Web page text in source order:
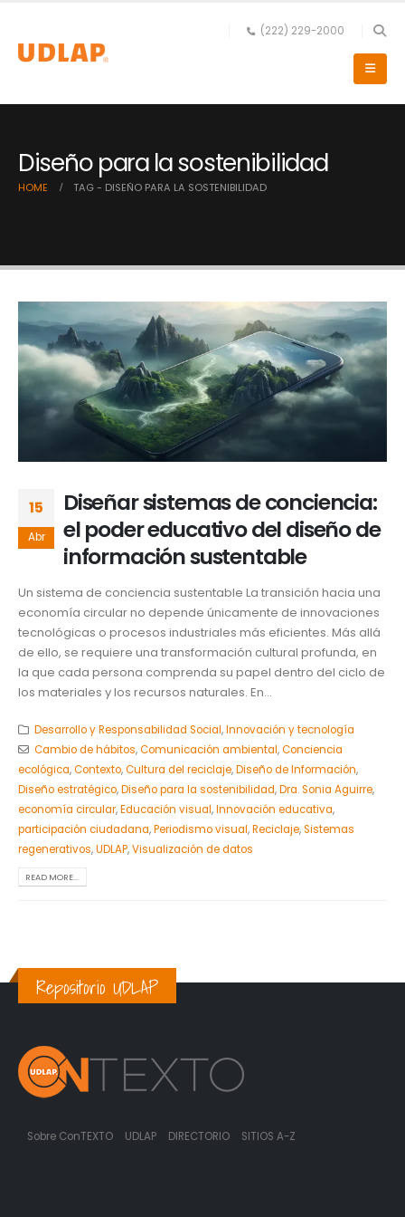
(222) 229-2000
Diseño para la sostenibilidad
HOME TAG - DISEÑO PARA LA SOSTENIBILIDAD
15
Abr
Diseñar sistemas de conciencia:
el poder educativo del diseño de
información sustentable
Un sistema de conciencia sustentable La transición hacia una
economía circular no depende únicamente de innovaciones
tecnológicas o procesos industriales más eficientes. Más allá
de ello, se requiere una transformación cultural profunda, en
la que cada persona comprenda su papel dentro del ciclo de
los materiales y los recursos naturales. En...
Desarrollo y Responsabilidad Social,Innovación y tecnología
Cambio de hábitos,Comunicación ambiental,Conciencia
ecológica,Contexto,Cultura del reciclaje,Diseño de Información,
Diseño estratégico,Diseño para la sostenibilidad,Dra. Sonia Aguirre,
economía circular,Educación visual,Innovación educativa,
participación ciudadana,Periodismo visual,Reciclaje,Sistemas
regenerativos,UDLAP,Visualización de datos
READ MORE...
Repositorio UDLAP
Sobre ConTEXTO UDLAP DIRECTORIO SITIOS A-Z